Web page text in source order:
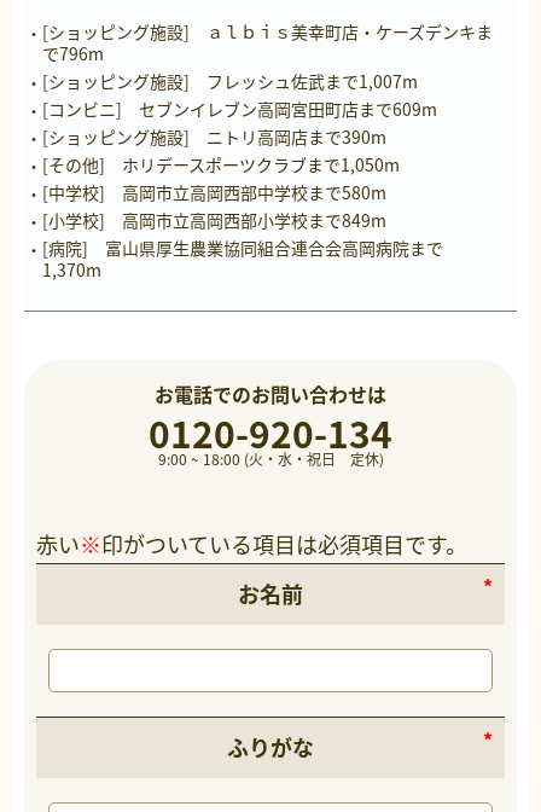
[ショッピング施設] ａｌｂｉｓ美幸町店・ケーズデンキま
で796m
[ショッピング施設] フレッシュ佐武まで1,007m
[コンビニ] セブンイレブン高岡宮田町店まで609m
[ショッピング施設] ニトリ高岡店まで390m
[その他] ホリデースポーツクラブまで1,050m
[中学校] 高岡市立高岡西部中学校まで580m
[小学校] 高岡市立高岡西部小学校まで849m
[病院] 富山県厚生農業協同組合連合会高岡病院まで
1,370m
お電話でのお問い合わせは
0120-920-134
9:00 ~ 18:00 (火・水・祝日 定休)
赤い※印がついている項目は必須項目です。
お名前
ふりがな